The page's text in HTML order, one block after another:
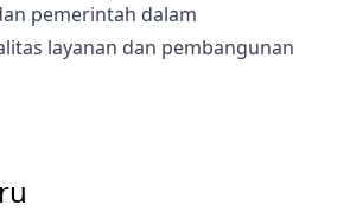
pemerintah dalam
layanan dan pembangunan